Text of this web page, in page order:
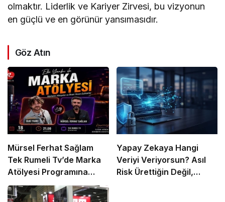
olmaktır. Liderlik ve Kariyer Zirvesi, bu vizyonun
en güçlü ve en görünür yansımasıdır.
Göz Atın
Mürsel Ferhat Sağlam
Tek Rumeli Tv’de Marka
Atölyesi Programına
Konuk Oldu
Yapay Zekaya Hangi
Veriyi Veriyorsun? Asıl
Risk Ürettiğin Değil,